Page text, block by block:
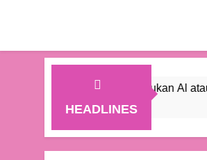
HEADLINES
Pers Bukan Al atau Hoaks, Tapi